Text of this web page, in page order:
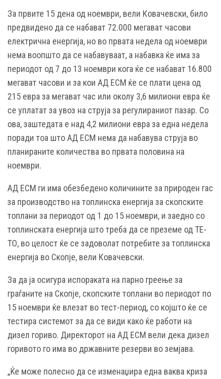
За првите 15 дена од ноември, вели Ковачевски, било
предвидено да се набават 72.000 мегават часови
електрична енергија, но во првата недела од ноември
нема воопшто да се набавуваат, а набавка ќе има за
периодот од 7 до 13 ноември кога ќе се набават 16.800
мегават часови и за кои АД ЕСМ ќе се плати цена од
215 евра за мегават час или околу 3,6 милиони евра ќе
се уплатат за увоз на струја за регулираниот пазар. Со
ова, заштедата е над 4,2 милиони евра за една недела
поради тоа што АД ЕСМ нема да набавува струја во
планираните количества во првата половина на
ноември.
АД ЕСМ ги има обезбедено количините за природен гас
за производство на топлинска енергија за скопските
топлани за периодот од 1 до 15 ноември, и заедно со
топлинската енергија што треба да се преземе од ТЕ-
ТО, во целост ќе се задоволат потребите за топлинска
енергија во Скопје, вели Ковачевски.
За да ја осигура испораката на парно греење за
граѓаните на Скопје, скопските топлани во периодот по
15 ноември ќе влезат во тест-период, со којшто ќе се
тестира системот за да се види како ќе работи на
дизел гориво. Директорот на АД ЕСМ вели дека дизел
горивото го има во државните резерви во земјава.
„Ќе може полесно да се изменаџира една ваква криза